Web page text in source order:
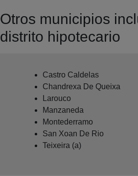
Otros municipios
distrito hipotecario
Castro Caldelas
Chandrexa De Queixa
Larouco
Manzaneda
Montederramo
San Xoan De Rio
Teixeira (a)